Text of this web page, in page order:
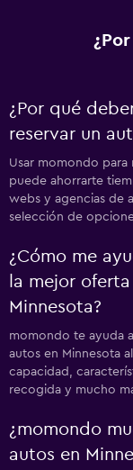
¿Por qué
reservar un
Usar momondo para
puede ahorrarte
webs y agencias de
selección de
¿Cómo me
la mejor
Minnesota?
momondo te ayuda
autos en Minnesota
capacidad,
recogida y mucho
¿momondo
autos en